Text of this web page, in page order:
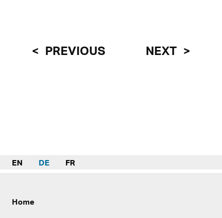
PREVIOUS NEXT
EN DE FR
Home